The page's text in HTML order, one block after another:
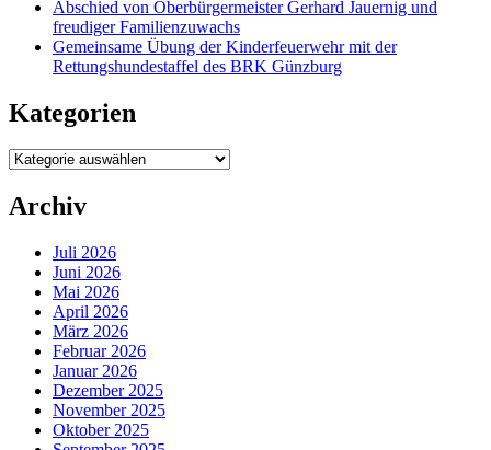
Abschied von Oberbürgermeister Gerhard Jauernig und
freudiger Familienzuwachs
Gemeinsame Übung der Kinderfeuerwehr mit der
Rettungshundestaffel des BRK Günzburg
Kategorien
Kategorien
Archiv
Juli 2026
Juni 2026
Mai 2026
April 2026
März 2026
Februar 2026
Januar 2026
Dezember 2025
November 2025
Oktober 2025